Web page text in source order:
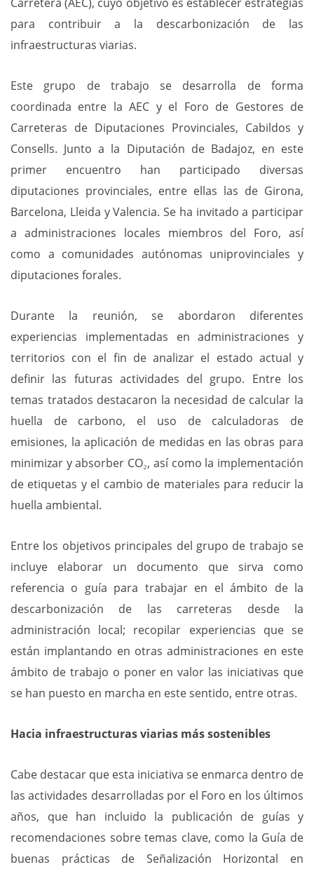
para contribuir a la descarbonización de las
infraestructuras viarias.
Este grupo de trabajo se desarrolla de forma
coordinada entre la AEC y el Foro de Gestores de
Carreteras de Diputaciones Provinciales, Cabildos y
Consells. Junto a la Diputación de Badajoz, en este
primer encuentro han participado diversas
diputaciones provinciales, entre ellas las de Girona,
Barcelona, Lleida y Valencia. Se ha invitado a participar
a administraciones locales miembros del Foro, así
como a comunidades autónomas uniprovinciales y
diputaciones forales.
Durante la reunión, se abordaron diferentes
experiencias implementadas en administraciones y
territorios con el fin de analizar el estado actual y
definir las futuras actividades del grupo. Entre los
temas tratados destacaron la necesidad de calcular la
huella de carbono, el uso de calculadoras de
emisiones, la aplicación de medidas en las obras para
minimizar y absorber CO₂, así como la implementación
de etiquetas y el cambio de materiales para reducir la
huella ambiental.
Entre los objetivos principales del grupo de trabajo se
incluye elaborar un documento que sirva como
referencia o guía para trabajar en el ámbito de la
descarbonización de las carreteras desde la
administración local; recopilar experiencias que se
están implantando en otras administraciones en este
ámbito de trabajo o poner en valor las iniciativas que
se han puesto en marcha en este sentido, entre otras.
Hacia infraestructuras viarias más sostenibles
Cabe destacar que esta iniciativa se enmarca dentro de
las actividades desarrolladas por el Foro en los últimos
años, que han incluido la publicación de guías y
recomendaciones sobre temas clave, como la Guía de
buenas prácticas de Señalización Horizontal en